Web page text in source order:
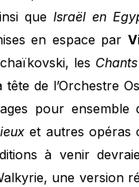
queIsraël en
en espace par
les
tête de l’Orchestre
pour ensemble
et autres opéras
à venir
une version